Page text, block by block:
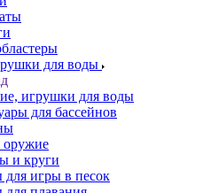
для воды
игрушки для воды
для бассейнов
оружие
и круги
игры в песок